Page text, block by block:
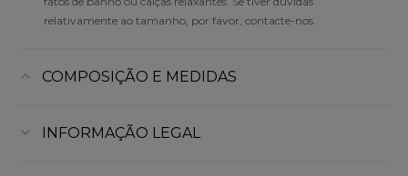
relativamente ao tamanho, por favor, contacte-nos.
COMPOSIÇÃO E MEDIDAS
INFORMAÇÃO LEGAL